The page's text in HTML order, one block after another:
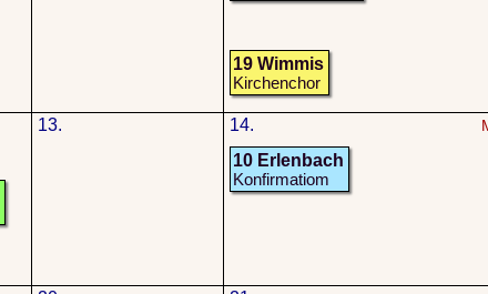
19 Wimmis
Kirchenchor
13. 14.
10 Erlenbach
Konfirmatiom